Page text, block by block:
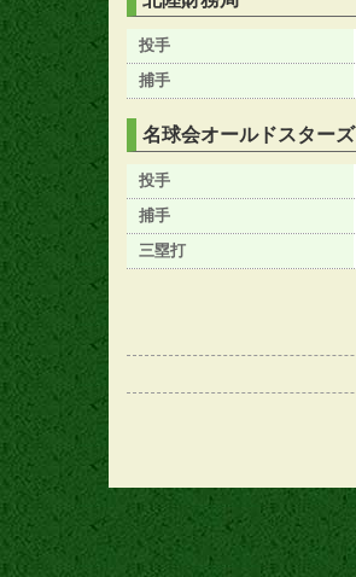
投手
捕手
名球会オールドスターズ
投手
捕手
三塁打